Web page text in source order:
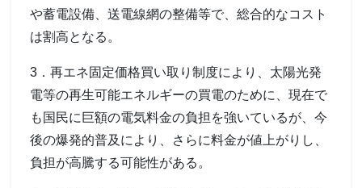
や蓄電設備、送電線網の整備等で、総合的なコスト
は割高となる。
3．再エネ固定価格買い取り制度により、太陽光発
電等の再生可能エネルギーの買電のために、現在で
も国民に巨額の電気料金の負担を強いているが、今
後の爆発的普及により、さらに料金が値上がりし、
負担が高騰する可能性がある。